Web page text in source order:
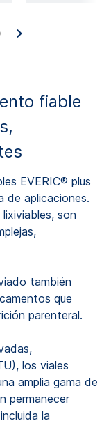
fiable
EVERIC® plus
de aplicaciones.
son
también
que
parenteral.
los viales
amplia gama de
permanecer
la